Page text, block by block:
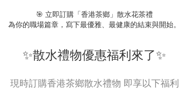
🎯 立即訂購「香港茶鄉」散水花茶禮
為你的職場篇章，寫下最優雅、最健康的結束與開始。
✨散水禮物優惠福利來了✨
現時訂購香港茶鄉散水禮物 即享以下福利